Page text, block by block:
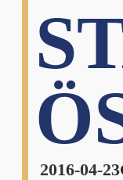
2016-04-23